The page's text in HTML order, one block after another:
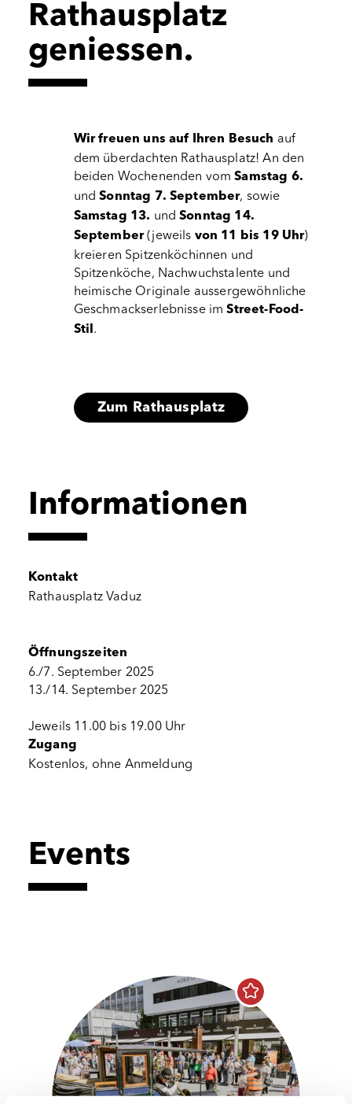
Rathausplatz
geniessen.
Wir freuen uns auf Ihren Besuch auf
dem überdachten Rathausplatz! An den
beiden Wochenenden vomSamstag 6.
undSonntag 7. September, sowie
Samstag 13. undSonntag 14.
September(jeweils von 11 bis 19 Uhr)
kreieren Spitzenköchinnen und
Spitzenköche, Nachwuchstalente und
heimische Originale aussergewöhnliche
Geschmackserlebnisse imStreet-Food-
Stil .
Zum Rathausplatz
Informationen
Kontakt
Rathausplatz Vaduz
Öffnungszeiten
6./7. September 2025
13./14. September 2025
Jeweils 11.00 bis 19.00 Uhr
Zugang
Kostenlos, ohne Anmeldung
Events